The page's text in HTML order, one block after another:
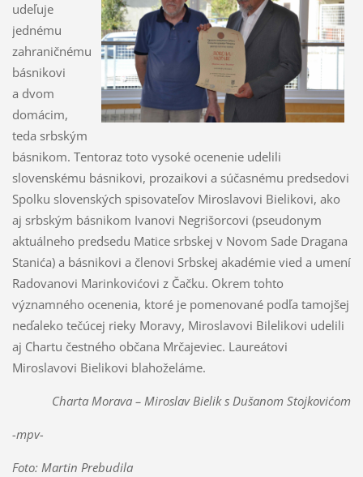
udeľuje
jednému
zahraničnému
básnikovi
a dvom
domácim,
teda srbským
básnikom. Tentoraz toto vysoké ocenenie udelili
slovenskému básnikovi, prozaikovi a súčasnému predsedovi
Spolku slovenských spisovateľov Miroslavovi Bielikovi, ako
aj srbským básnikom Ivanovi Negrišorcovi (pseudonym
aktuálneho predsedu Matice srbskej v Novom Sade Dragana
Stanića) a básnikovi a členovi Srbskej akadémie vied a umení
Radovanovi Marinkovićovi z Čačku. Okrem tohto
významného ocenenia, ktoré je pomenované podľa tamojšej
neďaleko tečúcej rieky Moravy, Miroslavovi Bilelikovi udelili
aj Chartu čestného občana Mrčajeviec. Laureátovi
Miroslavovi Bielikovi blahoželáme.
Charta Morava – Miroslav Bielik s Dušanom Stojkovićom
-mpv-
Foto: Martin Prebudila